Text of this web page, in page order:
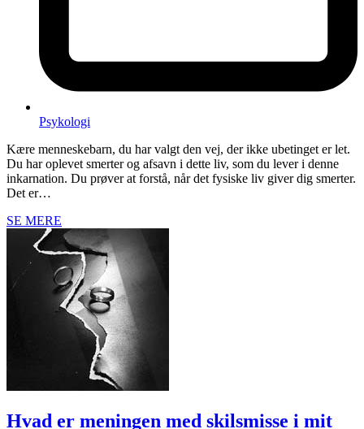
Psykologi
Kære menneskebarn, du har valgt den vej, der ikke ubetinget er let.
Du har oplevet smerter og afsavn i dette liv, som du lever i denne
inkarnation. Du prøver at forstå, når det fysiske liv giver dig smerter.
Det er…
SE MERE
Hvad er meningen med skilsmisse i mit